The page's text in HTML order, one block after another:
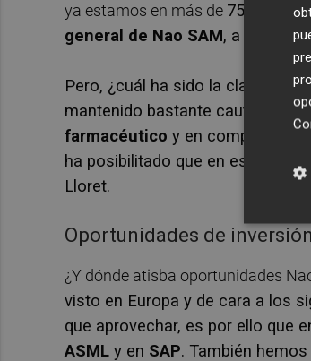
ya estamos en más de 750
general de Nao SAM, a
Pero, ¿cuál ha sido la clave
mantenido bastante cautos en
farmacéutico y en compañías
ha posibilitado que en estos
Lloret.
Oportunidades de inversión
¿Y dónde atisba oportunidades
visto en Europa y de cara a los
que aprovechar, es por ello que
ASML y en SAP. También